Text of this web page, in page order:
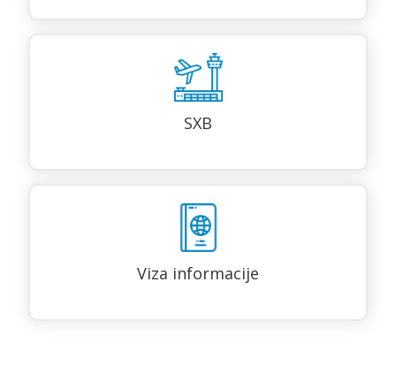
SXB
Viza informacije